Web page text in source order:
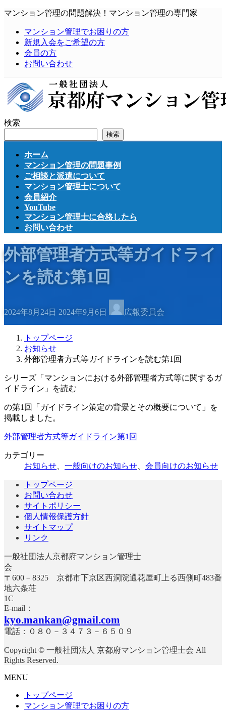
コ
ッ
プ
ナ
移
動
マンション管理の問題解決！マンション管理の専門家
マンション管理でお困りの方
新規入会をご希望の方
会員の方
お問い合わせ
検索
検索
ホーム
マンション管理の問題事例
ご相談と派遣について
マンション管理士について
会員紹介
YouTube
マンション管理士に合格したら
お問い合わせ
外部管理者方式等ガイドライ
ンを読む第1回
2024年8月24日 終
更
新
時
2024年9月6日 広報委員会
トップページ
お知らせ
外部管理者方式等ガイドラインを読む第1回
シリーズ「マンションにおける外部管理者方式等に関するガ
イドライン」を読む
の第1回「ガイドライン策定の背景とその概要について」を
掲載しました。
外部管理者方式等ガイドライン第1回
カテゴリー
お知らせ、 一般向けのお知らせ、 会員向けのお知らせ
トップページ
お問い合わせ
サイトポリシー
個人情報保護方針
サイトマップ
リンク
一般社団法人京都府マンション管理士
〒600－8325 京都市下京区西洞院通花屋町上る西側町483番
地六条荘
E-mail：
kyo.mankan@gmail.com
電話：０８０－３４７３－６５０９
Copyright © 一般社団法人 京都府マンション管理士会 All
Rights Reserved.
MENU
トップページ
マンション管理でお困りの方